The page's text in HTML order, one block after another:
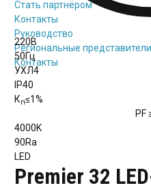
Стать партнёром
Контакты
Руководство
Региональные представители
Контакты
220В
50Гц
УХЛ4
IP40
Кп≤1%
PF
4000K
90Ra
LED
Premier 32